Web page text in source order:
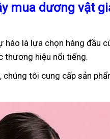
mua dương vật
hào là lựa chọn hàng đầu
thương hiệu nổi tiếng.
chúng tôi cung cấp sản